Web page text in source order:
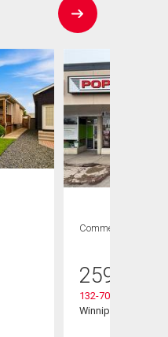
Commercial
259 900
132-701 Regent
Winnipeg, MB